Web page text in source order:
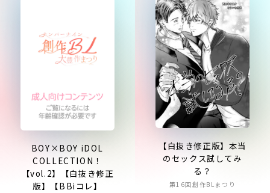
BOY×BOY iDOL
COLLECTION！
【vol.2】【白抜き修正
版】【BBiコレ】
【白抜き修正版】本当
のセックス試してみ
る？
第16回創作BLまつり